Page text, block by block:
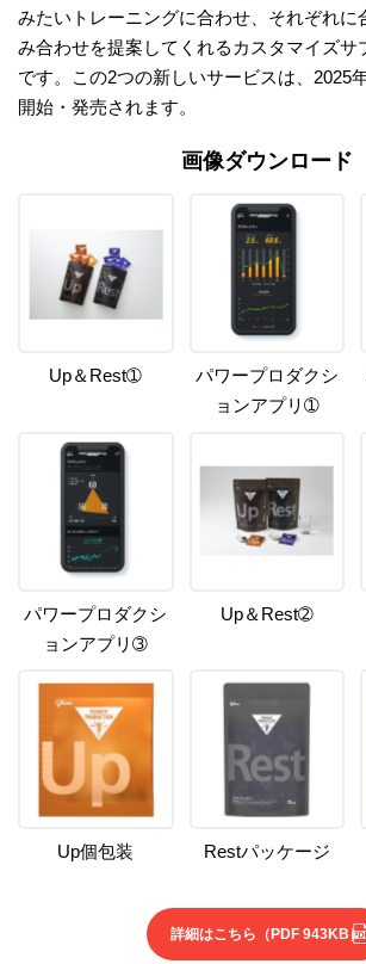
みたいトレーニングに合わせ、それぞれに
み合わせを提案してくれるカスタマイズサ
です。この2つの新しいサービスは、2025
開始・発売されます。
画像ダウンロード
Up＆Rest➀
パワープロダクシ
ョンアプリ➀
パワープロダクシ
ョンアプリ➂
Up＆Rest➁
Up個包装 Restパッケージ
詳細はこちら （PDF 943KB）